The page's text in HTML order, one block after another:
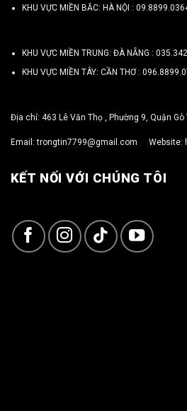
KHU VỰC MIỀN BẮC: HÀ NỘI :
KHU VỰC MIỀN TRUNG: ĐÀ NẴNG :
KHU VỰC MIỀN TÂY: CẦN THƠ :
Địa chỉ: 463 Lê Văn Thọ , Phường 9, Quận Gò
Email:trongtin7799@gmail.com Website:
KẾT NỐI VỚI CHÚNG TÔI